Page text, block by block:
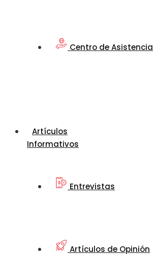
Centro de Asistencia
Artículos
Informativos
Entrevistas
Artículos de Opinión